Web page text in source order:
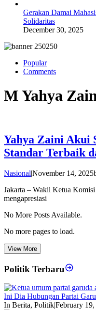
Gerakan Damai
Solidaritas
December 30, 2025
Popular
Comments
M Yahya
Yahya Zaini Akui
Standar Terbaik
Nasional|November 14, 2025
Jakarta – Wakil Ketua
mengapresiasi
No More Posts Available.
No more pages to load.
View More
Politik Terbaru
Ini Dia Hubungan Partai
In Berita, Politik|February